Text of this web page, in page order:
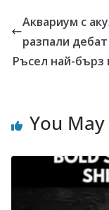
Аквариум с
разпали
Ръсел най-бърз
You